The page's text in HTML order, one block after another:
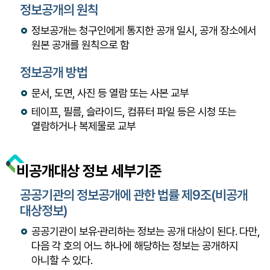
정보공개의 원칙
정보공개는 청구인에게 통지한 공개 일시, 공개 장소에서
원본 공개를 원칙으로 함
정보공개 방법
문서, 도면, 사진 등 열람 또는 사본 교부
테이프, 필름, 슬라이드, 컴퓨터 파일 등은 시청 또는
열람하거나 복제물로 교부
비공개대상 정보 세부기준
공공기관의 정보공개에 관한 법률 제9조(비공개
대상정보)
공공기관이 보유·관리하는 정보는 공개 대상이 된다. 다만,
다음 각 호의 어느 하나에 해당하는 정보는 공개하지
아니할 수 있다.